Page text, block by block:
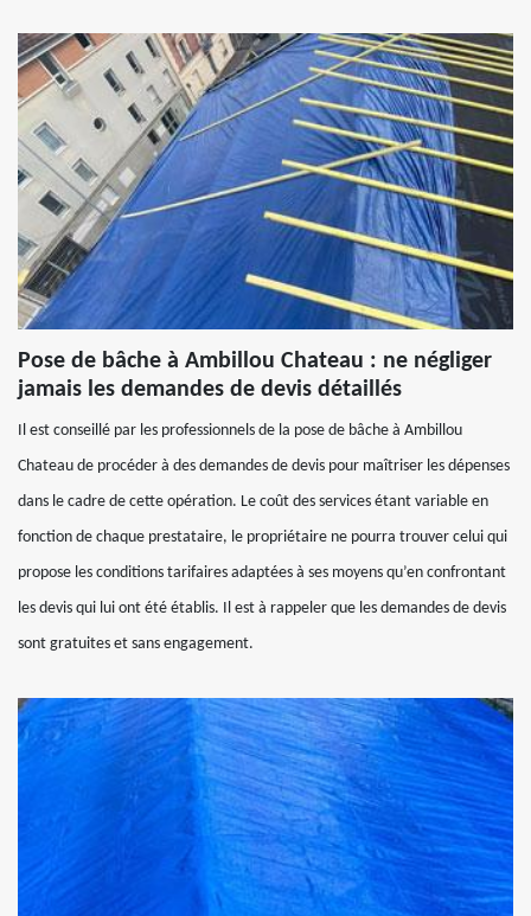
Pose de bâche à Ambillou Chateau : ne négliger
jamais les demandes de devis détaillés
Il est conseillé par les professionnels de la pose de bâche à Ambillou
Chateau de procéder à des demandes de devis pour maîtriser les dépenses
dans le cadre de cette opération. Le coût des services étant variable en
fonction de chaque prestataire, le propriétaire ne pourra trouver celui qui
propose les conditions tarifaires adaptées à ses moyens qu’en confrontant
les devis qui lui ont été établis. Il est à rappeler que les demandes de devis
sont gratuites et sans engagement.